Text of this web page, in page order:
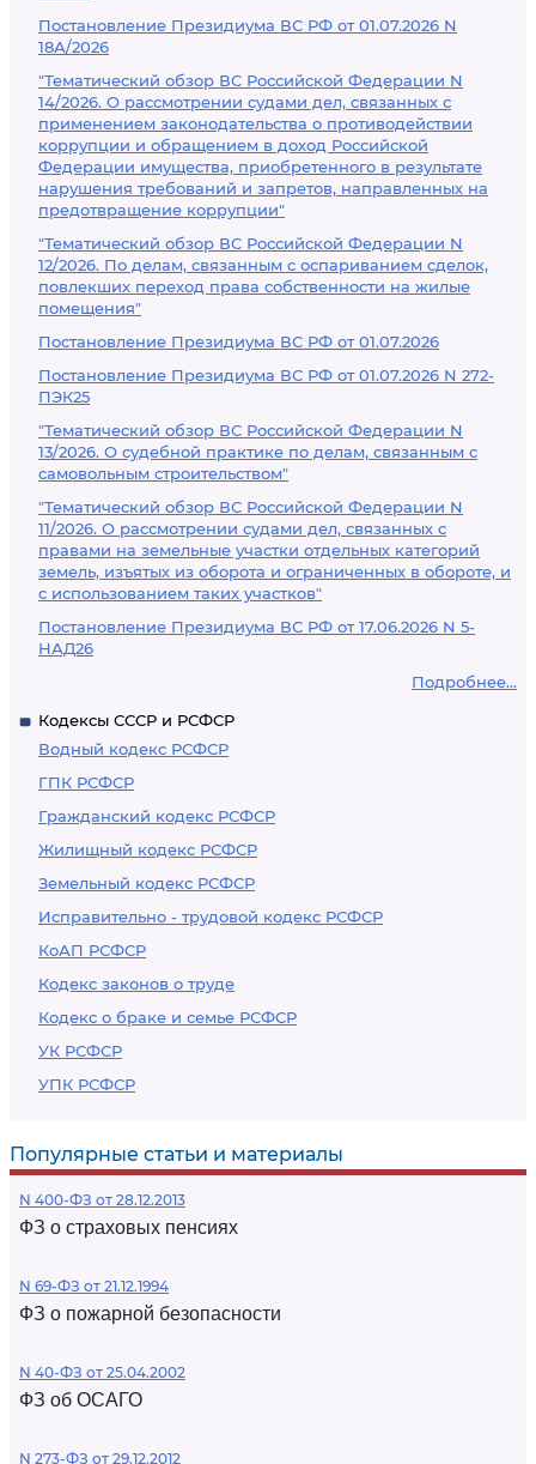
Постановление Президиума ВС РФ от 01.07.2026 N
18А/2026
"Тематический обзор ВС Российской Федерации N
14/2026. О рассмотрении судами дел, связанных с
применением законодательства о противодействии
коррупции и обращением в доход Российской
Федерации имущества, приобретенного в результате
нарушения требований и запретов, направленных на
предотвращение коррупции"
"Тематический обзор ВС Российской Федерации N
12/2026. По делам, связанным с оспариванием сделок,
повлекших переход права собственности на жилые
помещения"
Постановление Президиума ВС РФ от 01.07.2026
Постановление Президиума ВС РФ от 01.07.2026 N 272-
ПЭК25
"Тематический обзор ВС Российской Федерации N
13/2026. О судебной практике по делам, связанным с
самовольным строительством"
"Тематический обзор ВС Российской Федерации N
11/2026. О рассмотрении судами дел, связанных с
правами на земельные участки отдельных категорий
земель, изъятых из оборота и ограниченных в обороте, и
с использованием таких участков"
Постановление Президиума ВС РФ от 17.06.2026 N 5-
НАД26
Подробнее...
Кодексы СССР и РСФСР
Водный кодекс РСФСР
ГПК РСФСР
Гражданский кодекс РСФСР
Жилищный кодекс РСФСР
Земельный кодекс РСФСР
Исправительно - трудовой кодекс РСФСР
КоАП РСФСР
Кодекс законов о труде
Кодекс о браке и семье РСФСР
УК РСФСР
УПК РСФСР
Популярные статьи и материалы
N 400-ФЗ от 28.12.2013
ФЗ о страховых пенсиях
N 69-ФЗ от 21.12.1994
ФЗ о пожарной безопасности
N 40-ФЗ от 25.04.2002
ФЗ об ОСАГО
N 273-ФЗ от 29.12.2012